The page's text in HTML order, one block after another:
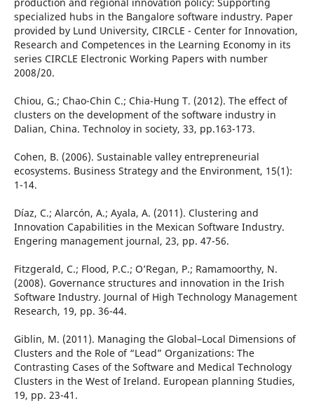
specialized hubs in the Bangalore software industry. Paper
provided by Lund University, CIRCLE - Center for Innovation,
Research and Competences in the Learning Economy in its
series CIRCLE Electronic Working Papers with number
2008/20.
Chiou, G.; Chao-Chin C.; Chia-Hung T. (2012). The effect of
clusters on the development of the software industry in
Dalian, China. Technoloy in society, 33, pp.163-173.
Cohen, B. (2006). Sustainable valley entrepreneurial
ecosystems. Business Strategy and the Environment, 15(1):
1-14.
Díaz, C.; Alarcón, A.; Ayala, A. (2011). Clustering and
Innovation Capabilities in the Mexican Software Industry.
Engering management journal, 23, pp. 47-56.
Fitzgerald, C.; Flood, P.C.; O’Regan, P.; Ramamoorthy, N.
(2008). Governance structures and innovation in the Irish
Software Industry. Journal of High Technology Management
Research, 19, pp. 36-44.
Giblin, M. (2011). Managing the Global–Local Dimensions of
Clusters and the Role of “Lead” Organizations: The
Contrasting Cases of the Software and Medical Technology
Clusters in the West of Ireland. European planning Studies,
19, pp. 23-41.